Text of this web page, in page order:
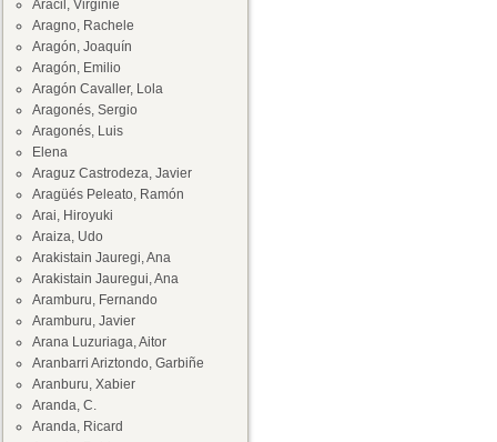
Aracil, Virginie
Aragno, Rachele
Aragón, Joaquín
Aragón, Emilio
Aragón Cavaller, Lola
Aragonés, Sergio
Aragonés, Luis
Elena
Araguz Castrodeza, Javier
Aragüés Peleato, Ramón
Arai, Hiroyuki
Araiza, Udo
Arakistain Jauregi, Ana
Arakistain Jauregui, Ana
Aramburu, Fernando
Aramburu, Javier
Arana Luzuriaga, Aitor
Aranbarri Ariztondo, Garbiñe
Aranburu, Xabier
Aranda, C.
Aranda, Ricard